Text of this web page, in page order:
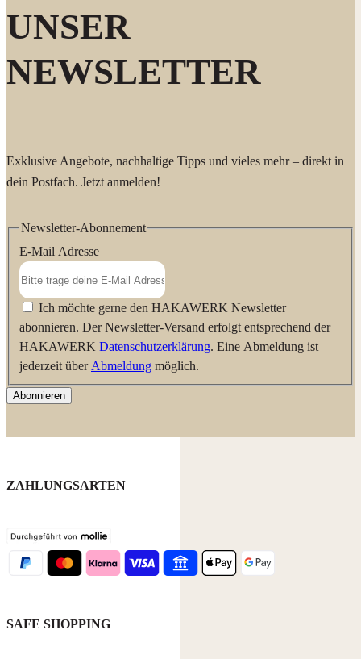
UNSER
NEWSLETTER
Exklusive Angebote, nachhaltige Tipps und vieles mehr – direkt in
dein Postfach. Jetzt anmelden!
Newsletter-Abonnement
E-Mail Adresse
Ich möchte gerne den HAKAWERK Newsletter
abonnieren. Der Newsletter-Versand erfolgt entsprechend der
HAKAWERK Datenschutzerklärung. Eine Abmeldung ist
jederzeit über Abmeldung möglich.
Abonnieren
ZAHLUNGSARTEN
SAFE SHOPPING